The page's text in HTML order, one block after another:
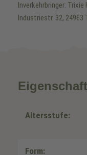
Inverkehrbringer:
Industriestr. 32,
Altersstufe:
Form: